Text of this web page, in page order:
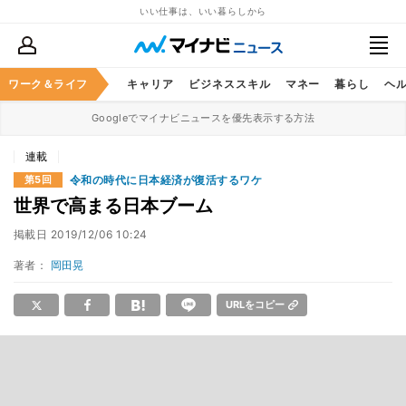
いい仕事は、いい暮らしから
ワーク＆ライフ キャリア ビジネススキル マネー 暮らし ヘ
Googleでマイナビニュースを優先表示する方法
連載
第5回 令和の時代に日本経済が復活するワケ
世界で高まる日本ブーム
掲載日 2019/12/06 10:24
著者： 岡田晃
URLをコピー